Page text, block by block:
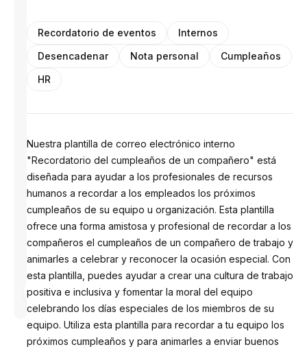
Diseñado
por
Recordatorio de eventos
Internos
Desencadenar
Nota personal
Cumpleaños
HR
Nuestra plantilla de correo electrónico interno
"Recordatorio del cumpleaños de un compañero" está
diseñada para ayudar a los profesionales de recursos
humanos a recordar a los empleados los próximos
cumpleaños de su equipo u organización. Esta plantilla
ofrece una forma amistosa y profesional de recordar a los
compañeros el cumpleaños de un compañero de trabajo y
animarles a celebrar y reconocer la ocasión especial. Con
esta plantilla, puedes ayudar a crear una cultura de trabajo
positiva e inclusiva y fomentar la moral del equipo
celebrando los días especiales de los miembros de su
equipo. Utiliza esta plantilla para recordar a tu equipo los
próximos cumpleaños y para animarles a enviar buenos